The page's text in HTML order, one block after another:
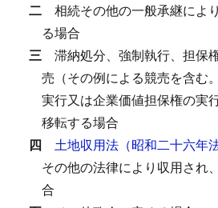
二 相続その他の一般承継によ
る場合
三 滞納処分、強制執行、担保
売（その例による競売を含む
実行又は企業価値担保権の実
移転する場合
四 土地収用法（昭和二十六年
その他の法律により収用され
合